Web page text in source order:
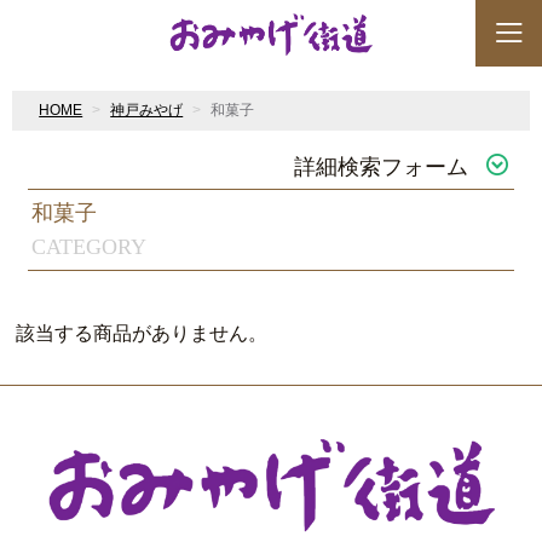
HOME 神戸みやげ 和菓子
詳細検索フォーム
CATEGORY
和菓子
該当する商品がありません。